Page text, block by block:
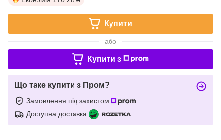
Купити
або
Купити з
Що таке купити з Пром?
Замовлення під захистом
Доступна доставка